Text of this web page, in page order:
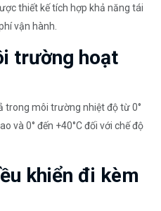
thiết kế tích hợp khả năng tái
vận hành.
trường hoạt
trong môi trường nhiệt độ từ 0°
và 0° đến +40°C đối với chế độ
khiển đi kèm